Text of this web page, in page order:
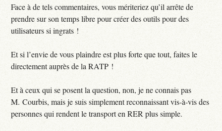
Face à de tels commentaires, vous mériteriez qu’il arrête de
prendre sur son temps libre pour créer des outils pour des
utilisateurs si ingrats !
Et si l’envie de vous plaindre est plus forte que tout, faites le
directement auprès de la RATP !
Et à ceux qui se posent la question, non, je ne connais pas
M. Courbis, mais je suis simplement reconnaissant vis-à-vis des
personnes qui rendent le transport en RER plus simple.